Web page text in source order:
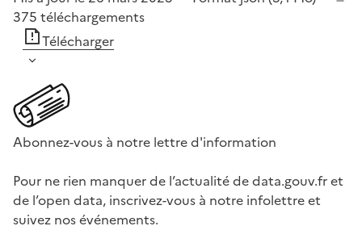
375 téléchargements
Télécharger
Abonnez-vous à notre lettre d'information
Pour ne rien manquer de l’actualité de data.gouv.fr et
de l’open data, inscrivez-vous à notre infolettre et
suivez nos événements.